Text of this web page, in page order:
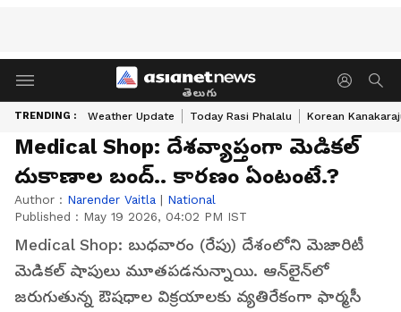
తెలుగు
TRENDING : Weather Update Today Rasi Phalalu Korean
Medical Shop: దేశ‌వ్యాప్తంగా మెడిక‌ల్
దుకాణాల బంద్‌.. కార‌ణం ఏంటంటే.?
Author : Narender Vaitla | National
Published : May 19 2026, 04:02 PM IST
Medical Shop: బుధవారం (రేపు) దేశంలోని మెజారిటీ
మెడికల్ షాపులు మూతపడనున్నాయి. ఆన్‌లైన్‌లో
జరుగుతున్న ఔషధాల విక్రయాలకు వ్యతిరేకంగా ఫార్మసీ